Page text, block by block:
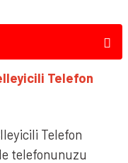
Telefon
Telefon
telefonunuzu